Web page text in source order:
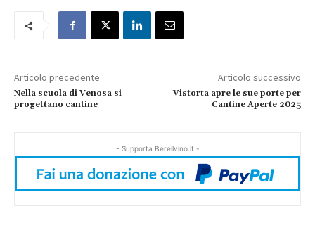
Articolo precedente
Nella scuola di Venosa si
progettano cantine
Articolo successivo
Vistorta apre le sue porte per
Cantine Aperte 2025
- Supporta Bereilvino.it -